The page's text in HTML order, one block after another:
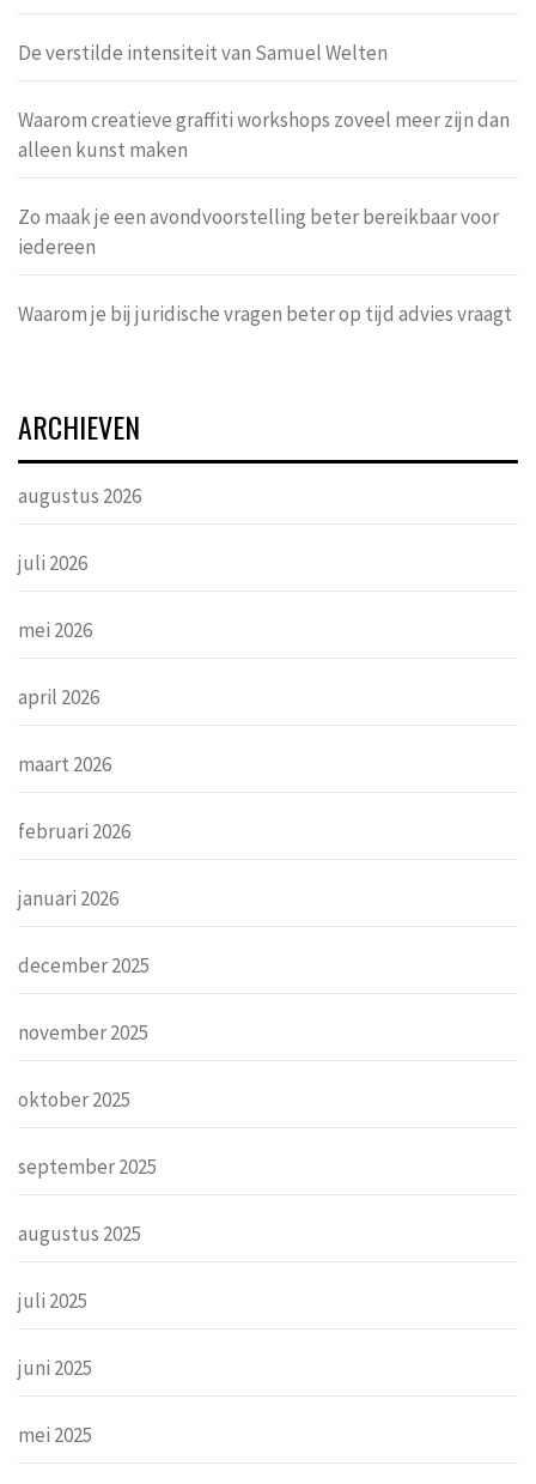
De verstilde intensiteit van Samuel Welten
Waarom creatieve graffiti workshops zoveel meer zijn dan
alleen kunst maken
Zo maak je een avondvoorstelling beter bereikbaar voor
iedereen
Waarom je bij juridische vragen beter op tijd advies vraagt
ARCHIEVEN
augustus 2026
juli 2026
mei 2026
april 2026
maart 2026
februari 2026
januari 2026
december 2025
november 2025
oktober 2025
september 2025
augustus 2025
juli 2025
juni 2025
mei 2025